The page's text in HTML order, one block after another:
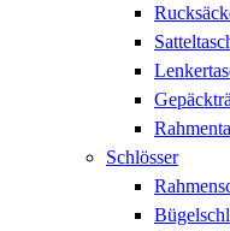
Schlösser